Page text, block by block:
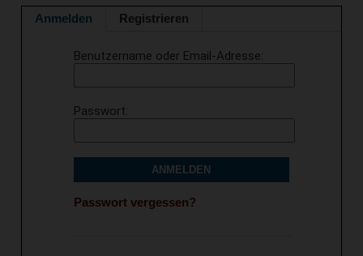
Anmelden Registrieren
Benutzername oder Email-Adresse
Passwort
ANMELDEN
Passwort vergessen?